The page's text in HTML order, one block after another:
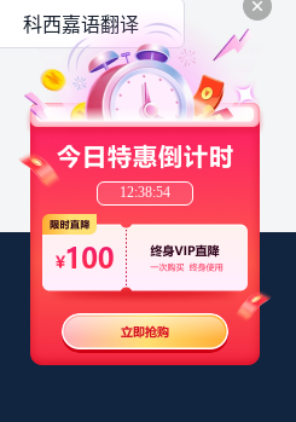
12:38:54
科西嘉语翻译